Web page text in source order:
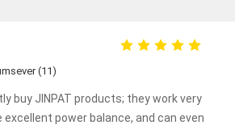
(11)
buy JINPAT products; they work very
excellent power balance, and can even